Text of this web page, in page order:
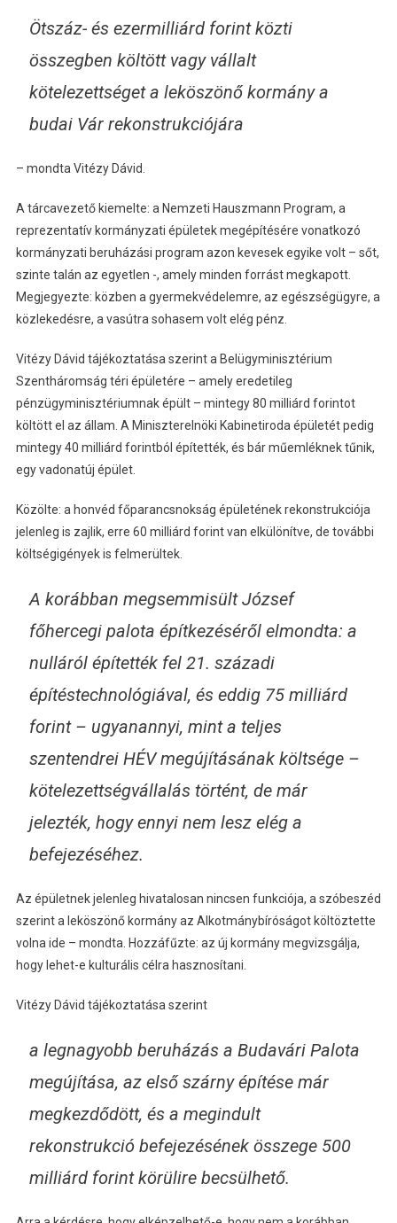
Ötszáz- és ezermilliárd forint közti
összegben költött vagy vállalt
kötelezettséget a leköszönő kormány a
budai Vár rekonstrukciójára
– mondta Vitézy Dávid.
A tárcavezető kiemelte: a Nemzeti Hauszmann Program, a
reprezentatív kormányzati épületek megépítésére vonatkozó
kormányzati beruházási program azon kevesek egyike volt – sőt,
szinte talán az egyetlen -, amely minden forrást megkapott.
Megjegyezte: közben a gyermekvédelemre, az egészségügyre, a
közlekedésre, a vasútra sohasem volt elég pénz.
Vitézy Dávid tájékoztatása szerint a Belügyminisztérium
Szentháromság téri épületére – amely eredetileg
pénzügyminisztériumnak épült – mintegy 80 milliárd forintot
költött el az állam. A Miniszterelnöki Kabinetiroda épületét pedig
mintegy 40 milliárd forintból építették, és bár műemléknek tűnik,
egy vadonatúj épület.
Közölte: a honvéd főparancsnokság épületének rekonstrukciója
jelenleg is zajlik, erre 60 milliárd forint van elkülönítve, de további
költségigények is felmerültek.
A korábban megsemmisült József
főhercegi palota építkezéséről elmondta: a
nulláról építették fel 21. századi
építéstechnológiával, és eddig 75 milliárd
forint – ugyanannyi, mint a teljes
szentendrei HÉV megújításának költsége –
kötelezettségvállalás történt, de már
jelezték, hogy ennyi nem lesz elég a
befejezéséhez.
Az épületnek jelenleg hivatalosan nincsen funkciója, a szóbeszéd
szerint a leköszönő kormány az Alkotmánybíróságot költöztette
volna ide – mondta. Hozzáfűzte: az új kormány megvizsgálja,
hogy lehet-e kulturális célra hasznosítani.
Vitézy Dávid tájékoztatása szerint
a legnagyobb beruházás a Budavári Palota
megújítása, az első szárny építése már
megkezdődött, és a megindult
rekonstrukció befejezésének összege 500
milliárd forint körülire becsülhető.